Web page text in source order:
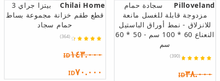
Pilloveland
سجادة حمام
مزدوجة قابلة للغسل مانعة
للانزلاق - نمط أوراق الباستيل
النعناع 60 * 100 سم - 50 * 60
سم
(390)
ID٣٨.٠٠٠
Chilai Home
بيتزا جراي 3
قطع طقم خزانة مجموعة بساط
حمام سجاد
(364)
ID١٤٣.٠٠٠
ID٧٠.٠٠٠